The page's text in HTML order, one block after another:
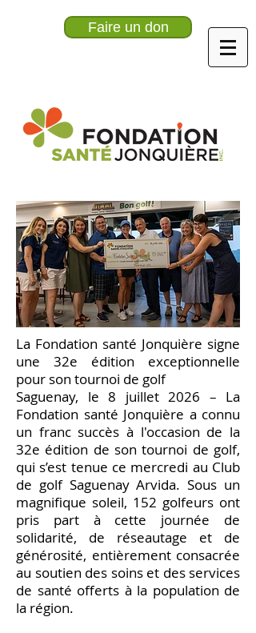
Faire un don
La Fondation santé Jonquière signe
une 32e édition exceptionnelle
pour son tournoi de golf
Saguenay, le 8 juillet 2026 – La
Fondation santé Jonquière a connu
un franc succès à l'occasion de la
32e édition de son tournoi de golf,
qui s’est tenue ce mercredi au Club
de golf Saguenay Arvida. Sous un
magnifique soleil, 152 golfeurs ont
pris part à cette journée de
solidarité, de réseautage et de
générosité, entièrement consacrée
au soutien des soins et des services
de santé offerts à la population de
la région.